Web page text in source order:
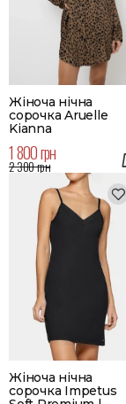
Жіноча нічна
сорочка Aruelle
Kianna
1 800 грн
2 300 грн
Жіноча нічна
сорочка Impetus